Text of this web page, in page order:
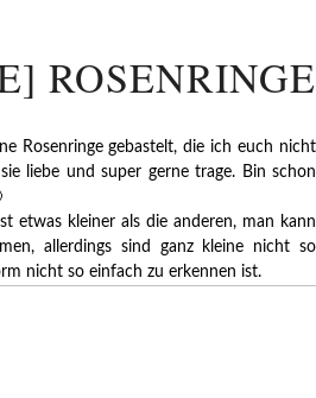
ROSENRINGE
Rosenringe gebastelt, die ich euch nicht
liebe und super gerne trage. Bin schon
etwas kleiner als die anderen, man kann
allerdings sind ganz kleine nicht so
nicht so einfach zu erkennen ist.